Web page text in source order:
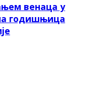
венаца у
годишњица